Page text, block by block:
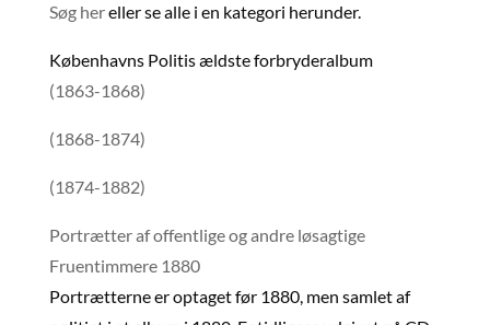
Søg hereller se alle i en kategori herunder.
Københavns Politis ældste forbryderalbum
(1863-1868)
(1868-1874)
(1874-1882)
Portrætter af offentlige og andre løsagtige
Fruentimmere 1880
Portrætterne er optaget før 1880, men samlet af